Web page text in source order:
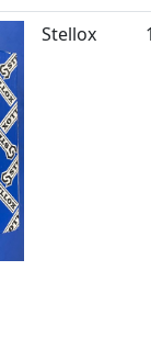
Stellox